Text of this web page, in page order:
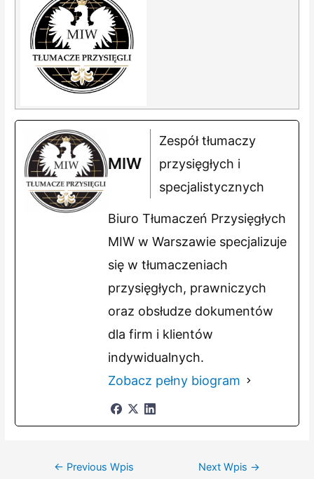
MIW
Zespół tłumaczy
przysięgłych i
specjalistycznych
Biuro Tłumaczeń Przysięgłych
MIW w Warszawie specjalizuje
się w tłumaczeniach
przysięgłych, prawniczych
oraz obsłudze dokumentów
dla firm i klientów
indywidualnych.
Zobacz pełny biogram
Nawigacja
← Previous Wpis Next Wpis →